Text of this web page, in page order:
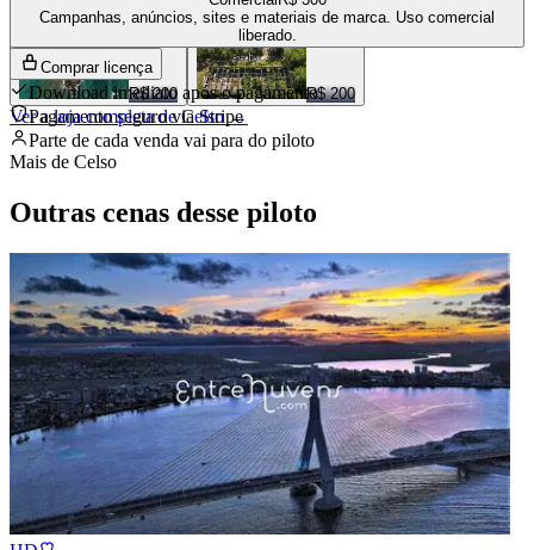
R$ 200 R$ 200
Ver a loja completa deCelso→
Campanhas, anúncios, sites e materiais de marca. Uso comercial
liberado.
Comprar licença
Download imediato após o pagamento
Pagamento seguro via Stripe
Parte de cada venda vai para do piloto
Mais de Celso
Outras cenas desse piloto